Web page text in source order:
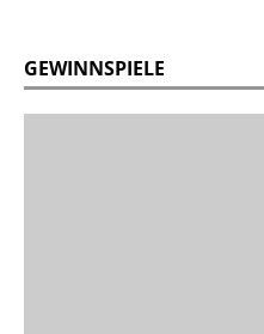
GEWINNSPIELE